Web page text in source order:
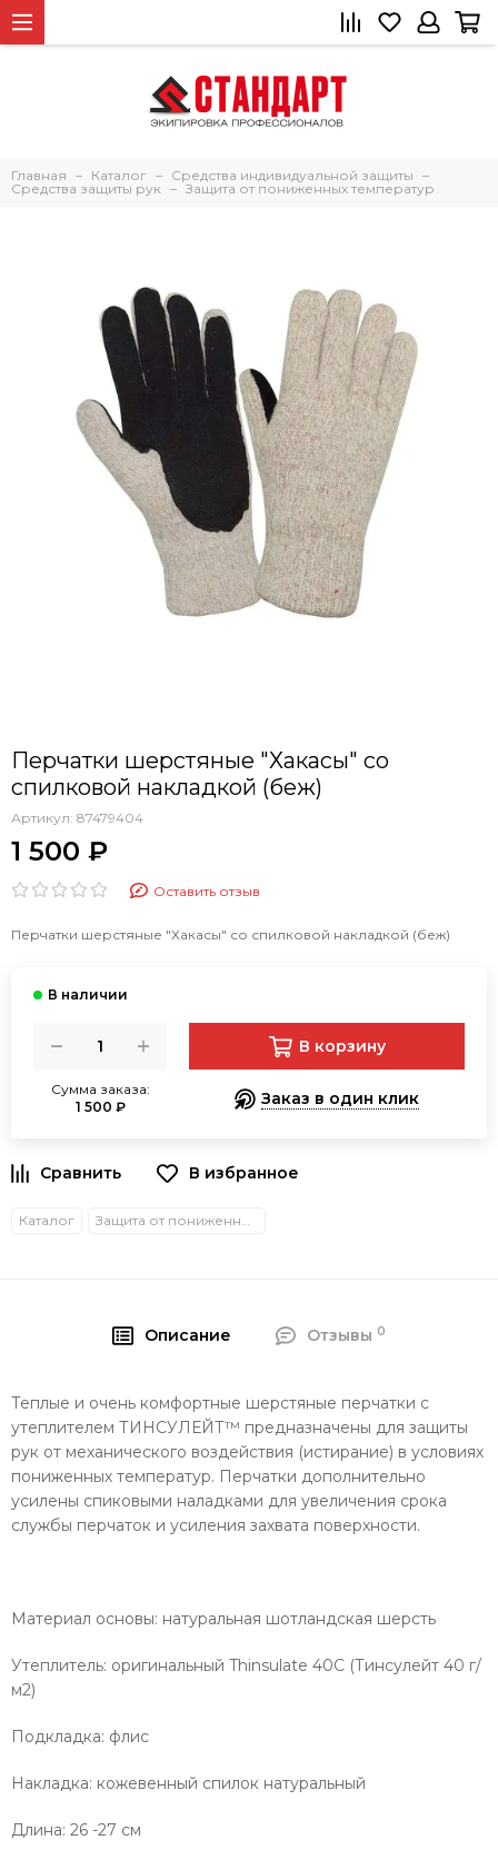
Главная Каталог
Средства индивидуальной защиты
Средства защиты рук
Защита от пониженных температур
Перчатки шерстяные "Хакасы" со
спилковой накладкой (беж)
Артикул: 87479404
1 500 ₽
Оставить отзыв
Перчатки шерстяные "Хакасы" со спилковой накладкой (беж)
Сумма заказа:
1 500 ₽
В корзину
Заказ в один клик
В избранное
Каталог Защита от пониженных температур
Описание Отзывы 0
Теплые и очень комфортные шерстяные перчатки с
утеплителем ТИНСУЛЕЙТ™ предназначены для защиты
рук от механического воздействия (истирание) в условиях
пониженных температур. Перчатки дополнительно
усилены спиковыми наладками для увеличения срока
службы перчаток и усиления захвата поверхности.
Материал основы: натуральная шотландская шерсть
Утеплитель: оригинальный Thinsulate 40C (Тинсулейт 40 г/
м2)
Подкладка: флис
Накладка: кожевенный спилок натуральный
Длина: 26 -27 см